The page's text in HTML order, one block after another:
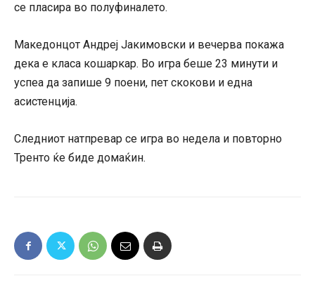
се пласира во полуфиналето.
Македонцот Андреј Јакимовски и вечерва покажа
дека е класа кошаркар. Во игра беше 23 минути и
успеа да запише 9 поени, пет скокови и една
асистенција.
Следниот натпревар се игра во недела и повторно
Тренто ќе биде домаќин.